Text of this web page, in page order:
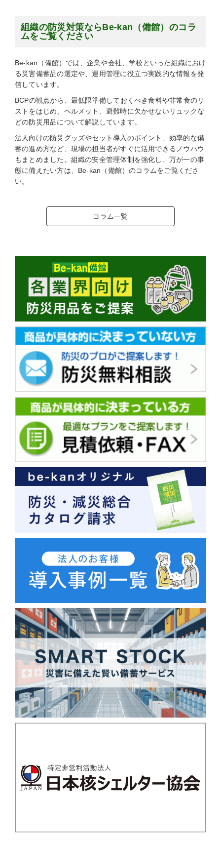
組織の防災対策ならBe-kan（備館）のコラ
ムをご覧ください
Be-kan（備館）では、企業や会社、学校といった組織におけ
る災害備蓄品の選定や、運用管理に役立つ実践的な情報を発
信しています。
BCPの観点から、最低限準備しておくべき食料や非常食のリ
ストをはじめ、ヘルメット、避難時に欠かせないリュックな
どの防災用品について解説しています。
法人向けの防災グッズやセット導入のポイント、効率的な備
蓄の進め方など、現場の担当者がすぐに活用できるノウハウ
もまとめました。組織の安全管理体制を強化し、万が一の事
態に備えたい方は、Be-kan（備館）のコラムをご覧くださ
い。
コラム一覧